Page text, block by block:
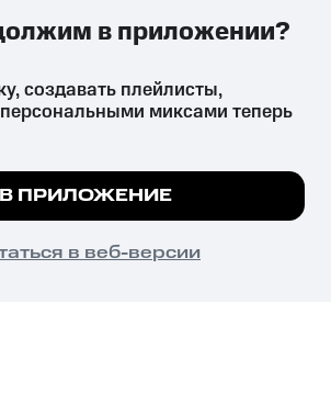
ПРИЛОЖЕНИЕ
их аналогов причиняет вред здоровью,
запрещён и влечёт установленную
куки, чтобы на сайте все
ПОНЯТНО
создавать плейлисты,
миксами теперь
В ПРИЛОЖЕНИЕ
в веб-версии